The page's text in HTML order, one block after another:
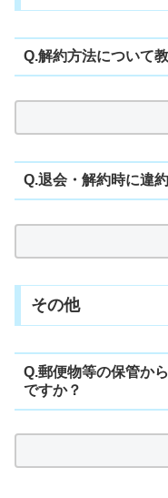
Q.解約方法について
Q.退会・解約時に違
その他
Q.郵便物等の保管か
ですか？